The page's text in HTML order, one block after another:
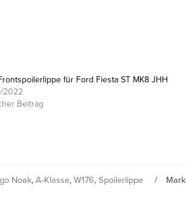
für Ford Fiesta ST MK8 JHH
2022
Beitrag
Noak, A-Klasse, W176, Spoilerlippe